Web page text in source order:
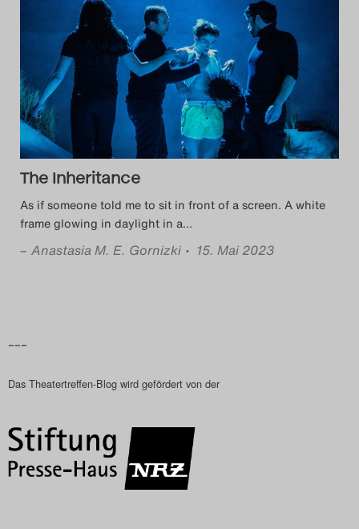
The Inheritance
As if someone told me to sit in front of a screen. A white
frame glowing in daylight in a…
– Anastasia M. E. Gornizki • 15. Mai 2023
–––
Das Theatertreffen-Blog wird gefördert von der